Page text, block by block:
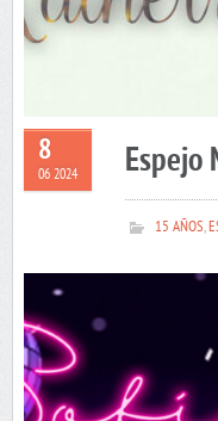
8
06 2024 Espejo
15 AÑOS,